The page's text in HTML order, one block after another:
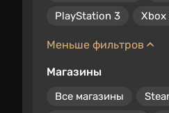
PlayStation 3
Xbox
Меньше фильтров
Магазины
Все магазины